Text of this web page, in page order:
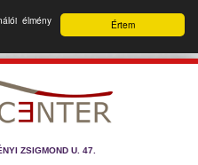
Értem
élmény
ZSIGMOND U. 47.